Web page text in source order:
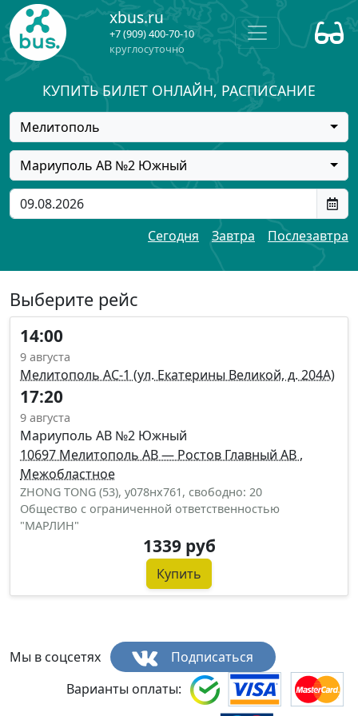
xbus.ru
+7 (909) 400-70-10
круглосуточно
КУПИТЬ БИЛЕТ ОНЛАЙН, РАСПИСАНИЕ
Мелитополь
Мариуполь АВ №2 Южный
Сегодня Завтра Послезавтра
Выберите рейс
14:00
9 августа
Мелитополь АС-1 (ул. Екатерины Великой, д. 204А)
17:20
9 августа
Мариуполь АВ №2 Южный
10697 Мелитополь АВ — Ростов Главный АВ ,
Межобластное
ZHONG TONG (53), у078нх761, свободно: 20
Общество с ограниченной ответственностью
"МАРЛИН"
1339 руб
Купить
Мы в соцсетях
Подписаться
Варианты оплаты: